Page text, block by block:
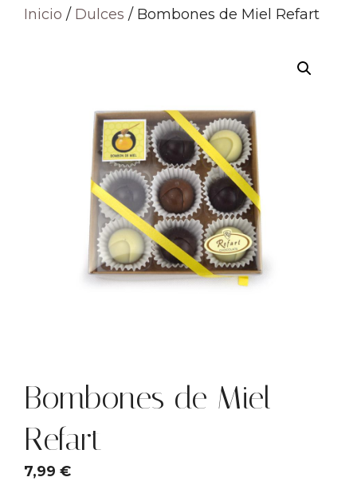
Inicio / Dulces / Bombones de Miel Refart
Bombones de Miel
Refart
7,99 €